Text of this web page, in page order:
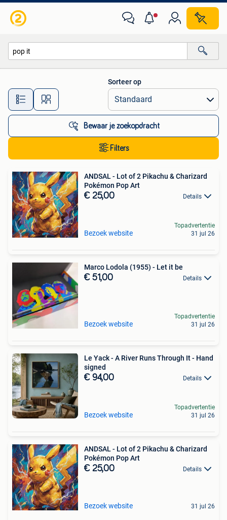
Alle afstanden…
Sorteer op
Bewaar je zoekopdracht
Filters
ANDSAL - Lot of 2 Pikachu & Charizard
Pokémon Pop Art
€ 25,00 Details
Bezoek website
Topadvertentie
31 jul 26
Marco Lodola (1955) - Let it be
€ 51,00 Details
Bezoek website
Topadvertentie
31 jul 26
Le Yack - A River Runs Through It - Hand
signed
€ 94,00 Details
Bezoek website
Topadvertentie
31 jul 26
ANDSAL - Lot of 2 Pikachu & Charizard
Pokémon Pop Art
€ 25,00 Details
Bezoek website 31 jul 26